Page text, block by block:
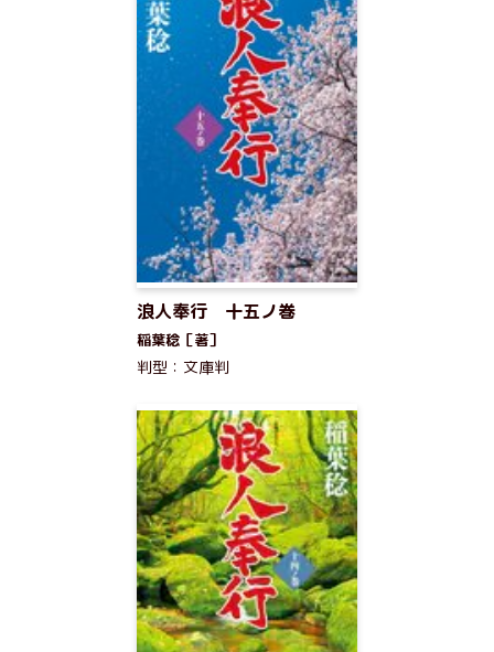
浪人奉行 十五ノ巻
稲葉稔［著］
判型：文庫判